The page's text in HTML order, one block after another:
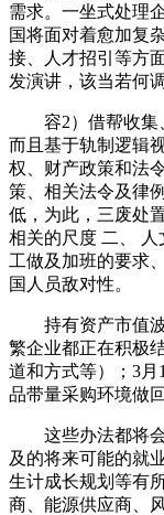
需求。一坐式处理
国将面对着愈加复
接、人才招引等方
发演讲，该当若何
容2）借帮收集、
而且基于轨制逻辑
权、财产政策和法
策、相关法令及律
低，为此，三废处
相关的尺度 二、 人
工做及加班的要求
国人员敌对性。
持有资产市值波
繁企业都正在积极
道和方式等）；3
品带量采购环境做
这些办法都将会
及的将来可能的就
生计成长规划等有
商、能源供应商、